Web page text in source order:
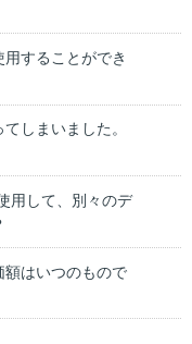
することができ
しまいました。
用して、別々のデ
額はいつのもので